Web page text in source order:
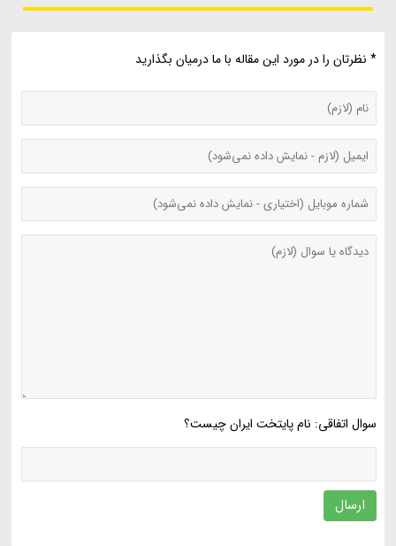
* نظرتان را در مورد این مقاله با ما درمیان بگذارید
سوال اتفاقی: نام پایتخت ایران چیست؟
ارسال